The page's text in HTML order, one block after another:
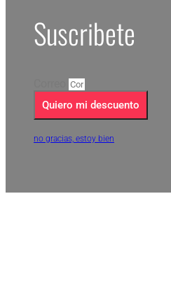
Suscribete
Quiero mi descuento
no gracias, estoy bien